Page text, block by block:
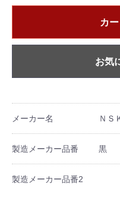
カ
お気
メーカー名 ＮＳ
製造メーカー品番 黒
製造メーカー品番2